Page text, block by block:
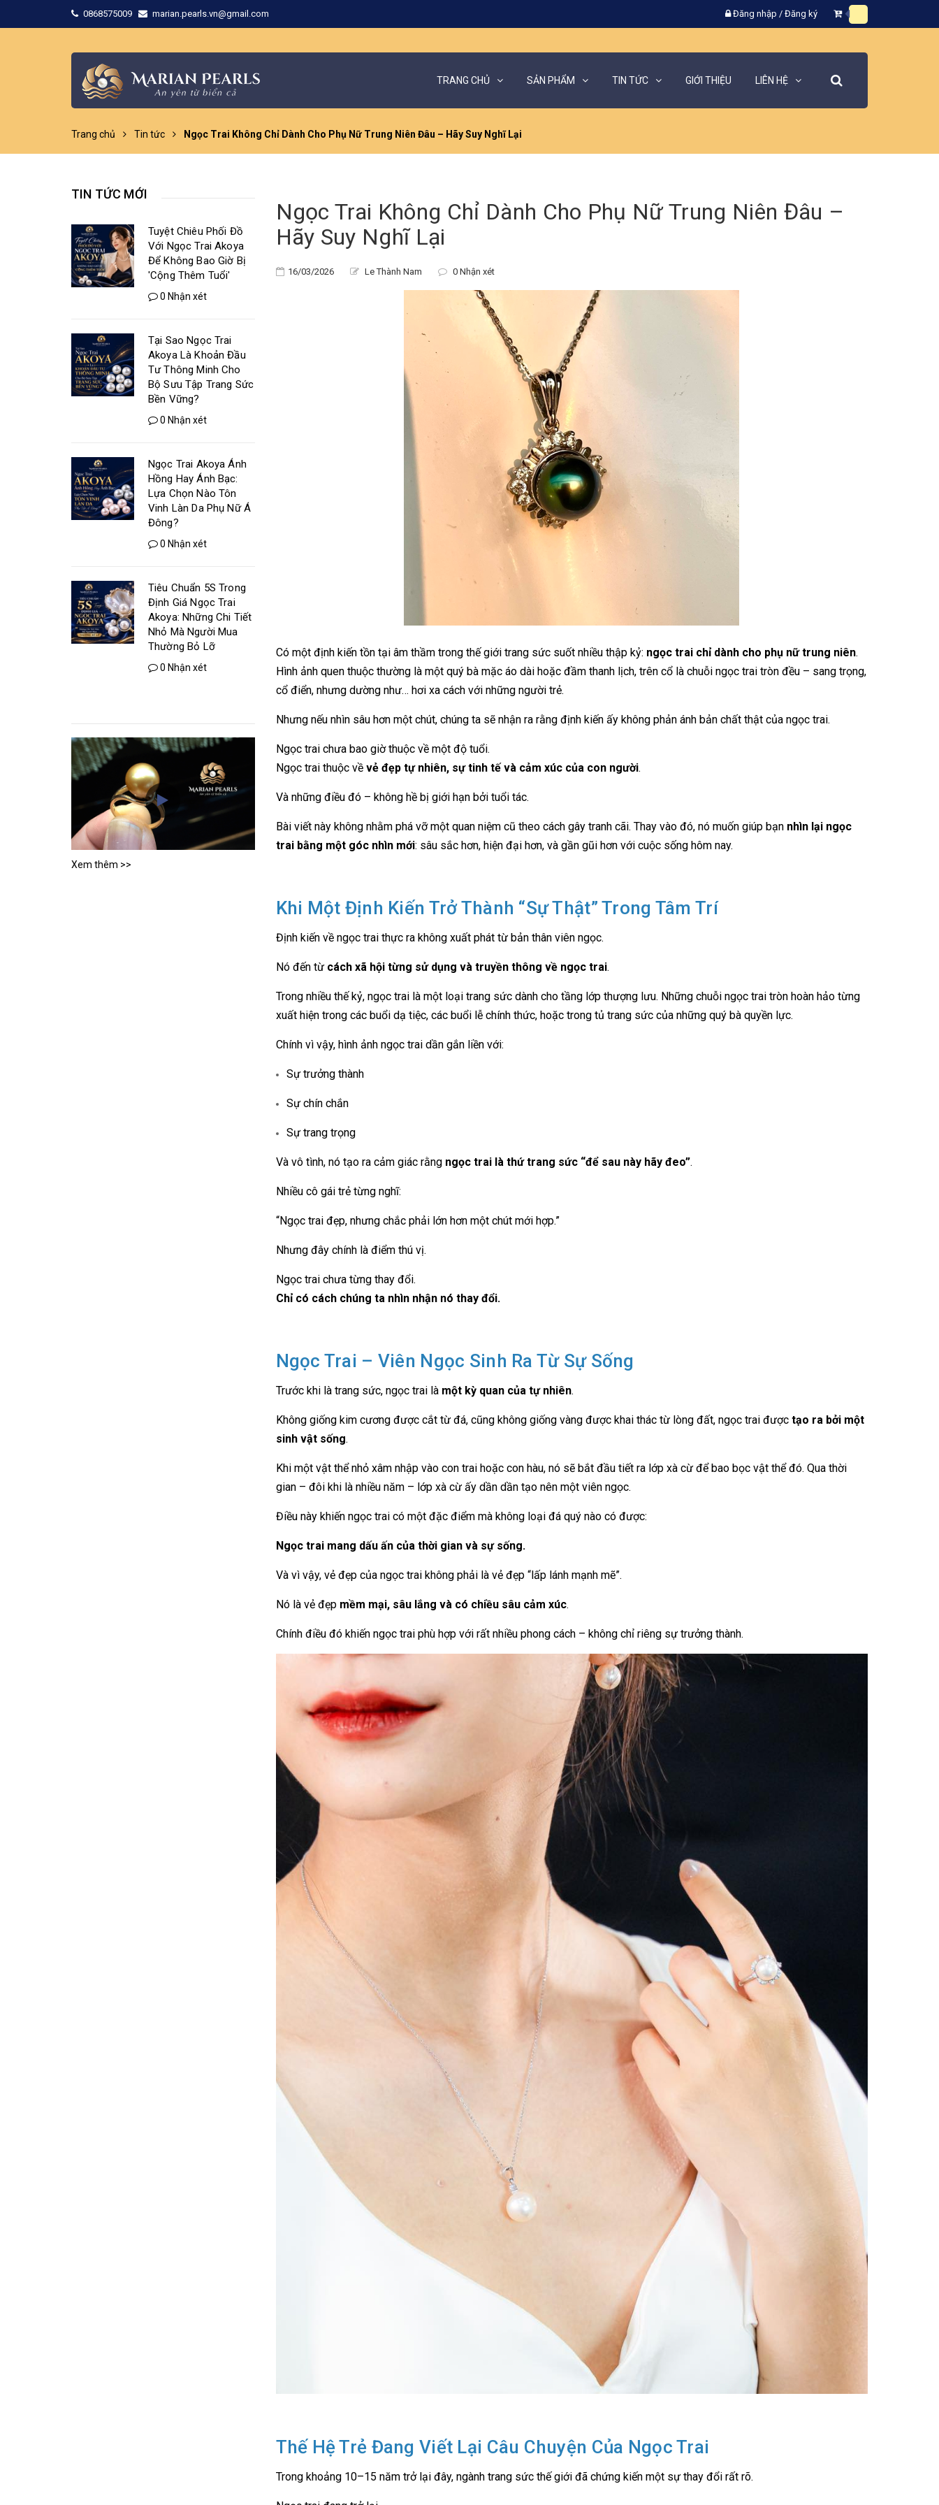
0868575009 marian.pearls.vn@gmail.com Đăng nhập / Đăng ký
TRANG CHỦ SẢN PHẨM TIN TỨC GIỚI THIỆU LIÊN HỆ
Trang chủ Tin tức Ngọc Trai Không Chỉ Dành Cho Phụ Nữ Trung Niên Đâu – Hãy Suy Nghĩ Lại
Ngọc Trai Không Chỉ Dành Cho Phụ Nữ Trung Niên Đâu –
Hãy Suy Nghĩ Lại
16/03/2026 Le Thành Nam 0 Nhận xét
Có một định kiến tồn tại âm thầm trong thế giới trang sức suốt nhiều thập kỷ: ngọc trai chỉ dành cho phụ nữ trung niên.
Hình ảnh quen thuộc thường là một quý bà mặc áo dài hoặc đầm thanh lịch, trên cổ là chuỗi ngọc trai tròn đều – sang trọng,
cổ điển, nhưng dường như… hơi xa cách với những người trẻ.
Nhưng nếu nhìn sâu hơn một chút, chúng ta sẽ nhận ra rằng định kiến ấy không phản ánh bản chất thật của ngọc trai.
Ngọc trai chưa bao giờ thuộc về một độ tuổi.
Ngọc trai thuộc về vẻ đẹp tự nhiên, sự tinh tế và cảm xúc của con người.
Và những điều đó – không hề bị giới hạn bởi tuổi tác.
Bài viết này không nhằm phá vỡ một quan niệm cũ theo cách gây tranh cãi. Thay vào đó, nó muốn giúp bạn nhìn lại ngọc
trai bằng một góc nhìn mới: sâu sắc hơn, hiện đại hơn, và gần gũi hơn với cuộc sống hôm nay.
Khi Một Định Kiến Trở Thành “Sự Thật” Trong Tâm Trí
Định kiến về ngọc trai thực ra không xuất phát từ bản thân viên ngọc.
Nó đến từ cách xã hội từng sử dụng và truyền thông về ngọc trai.
Trong nhiều thế kỷ, ngọc trai là một loại trang sức dành cho tầng lớp thượng lưu. Những chuỗi ngọc trai tròn hoàn hảo từng
xuất hiện trong các buổi dạ tiệc, các buổi lễ chính thức, hoặc trong tủ trang sức của những quý bà quyền lực.
Chính vì vậy, hình ảnh ngọc trai dần gắn liền với:
Sự trưởng thành
Sự chín chắn
Sự trang trọng
Và vô tình, nó tạo ra cảm giác rằng ngọc trai là thứ trang sức “để sau này hãy đeo”.
Nhiều cô gái trẻ từng nghĩ:
“Ngọc trai đẹp, nhưng chắc phải lớn hơn một chút mới hợp.”
Nhưng đây chính là điểm thú vị.
Ngọc trai chưa từng thay đổi.
Chỉ có cách chúng ta nhìn nhận nó thay đổi.
Ngọc Trai – Viên Ngọc Sinh Ra Từ Sự Sống
Trước khi là trang sức, ngọc trai là một kỳ quan của tự nhiên.
Không giống kim cương được cắt từ đá, cũng không giống vàng được khai thác từ lòng đất, ngọc trai được tạo ra bởi một
sinh vật sống.
Khi một vật thể nhỏ xâm nhập vào con trai hoặc con hàu, nó sẽ bắt đầu tiết ra lớp xà cừ để bao bọc vật thể đó. Qua thời
gian – đôi khi là nhiều năm – lớp xà cừ ấy dần dần tạo nên một viên ngọc.
Điều này khiến ngọc trai có một đặc điểm mà không loại đá quý nào có được:
Ngọc trai mang dấu ấn của thời gian và sự sống.
Và vì vậy, vẻ đẹp của ngọc trai không phải là vẻ đẹp “lấp lánh mạnh mẽ”.
Nó là vẻ đẹp mềm mại, sâu lắng và có chiều sâu cảm xúc.
Chính điều đó khiến ngọc trai phù hợp với rất nhiều phong cách – không chỉ riêng sự trưởng thành.
Thế Hệ Trẻ Đang Viết Lại Câu Chuyện Của Ngọc Trai
Trong khoảng 10–15 năm trở lại đây, ngành trang sức thế giới đã chứng kiến một sự thay đổi rất rõ.
TIN TỨC MỚI
Tuyệt Chiêu Phối Đồ
Với Ngọc Trai Akoya
Để Không Bao Giờ Bị
'Cộng Thêm Tuổi'
0 Nhận xét
Tại Sao Ngọc Trai
Akoya Là Khoản Đầu
Tư Thông Minh Cho
Bộ Sưu Tập Trang Sức
Bền Vững?
0 Nhận xét
Ngọc Trai Akoya Ánh
Hồng Hay Ánh Bạc:
Lựa Chọn Nào Tôn
Vinh Làn Da Phụ Nữ Á
Đông?
0 Nhận xét
Tiêu Chuẩn 5S Trong
Định Giá Ngọc Trai
Akoya: Những Chi Tiết
Nhỏ Mà Người Mua
Thường Bỏ Lỡ
0 Nhận xét
Xem thêm >>